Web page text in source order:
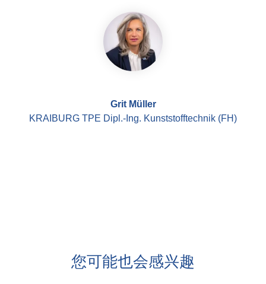
Grit Müller
KRAIBURG TPE Dipl.-Ing. Kunststofftechnik (FH)
您可能也会感兴趣